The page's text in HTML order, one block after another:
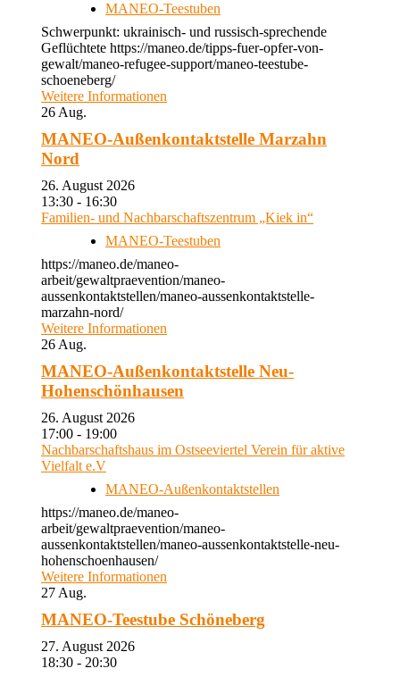
MANEO-Teestuben
Schwerpunkt: ukrainisch- und russisch-sprechende
Geflüchtete https://maneo.de/tipps-fuer-opfer-von-
gewalt/maneo-refugee-support/maneo-teestube-
schoeneberg/
Weitere Informationen
26 Aug.
MANEO-Außenkontaktstelle Marzahn
Nord
26. August 2026
13:30 - 16:30
Familien- und Nachbarschaftszentrum „Kiek in“
MANEO-Teestuben
https://maneo.de/maneo-
arbeit/gewaltpraevention/maneo-
aussenkontaktstellen/maneo-aussenkontaktstelle-
marzahn-nord/
Weitere Informationen
26 Aug.
MANEO-Außenkontaktstelle Neu-
Hohenschönhausen
26. August 2026
17:00 - 19:00
Nachbarschaftshaus im Ostseeviertel Verein für aktive
Vielfalt e.V
MANEO-Außenkontaktstellen
https://maneo.de/maneo-
arbeit/gewaltpraevention/maneo-
aussenkontaktstellen/maneo-aussenkontaktstelle-neu-
hohenschoenhausen/
Weitere Informationen
27 Aug.
MANEO-Teestube Schöneberg
27. August 2026
18:30 - 20:30